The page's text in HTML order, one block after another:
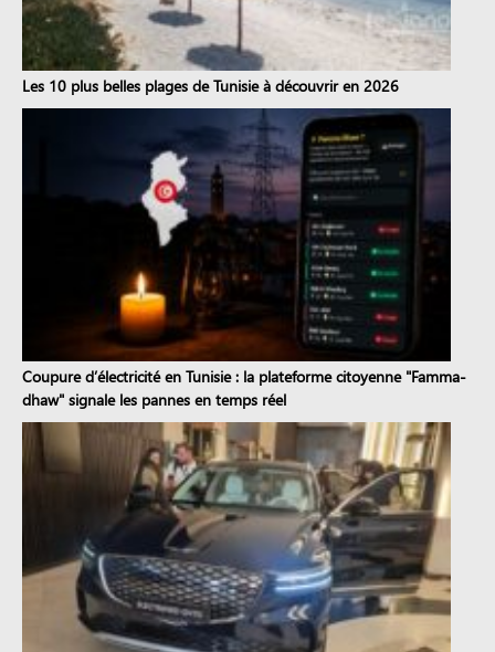
Les 10 plus belles plages de Tunisie à découvrir en 2026
Coupure d’électricité en Tunisie : la plateforme citoyenne "Famma-
dhaw" signale les pannes en temps réel